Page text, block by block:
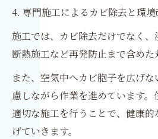
4. 専門施工によるカビ除去と環
施工では、カビ除去だけでなく、
断熱施工など再発防止まで含めた
また、空気中へカビ胞子を広げ
慮しながら作業を進めています
適切な施工を行うことで、健康
げていきます。